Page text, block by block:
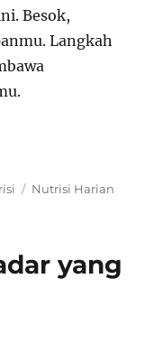
Besok,
Langkah
Tags
Nutrisi Harian
yang